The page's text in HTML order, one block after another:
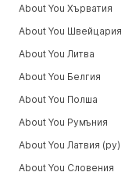
About You Хърватия
About You Швейцария
About You Литва
About You Белгия
About You Полша
About You Румъния
About You Латвия (ру)
About You Словения